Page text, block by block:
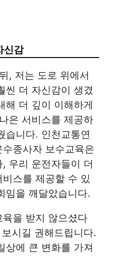
신감
, 저는 도로 위에서
씬 더 자신감이 생겼
해 더 깊이 이해하게
은 서비스를 제공하
습니다. 인천교통연
종사자 보수교육은
우리 운전자들이 더
스를 제공할 수 있
임을 깨달았습니다.
을 받지 않으셨다
시길 권해드립니다.
상에 큰 변화를 가져